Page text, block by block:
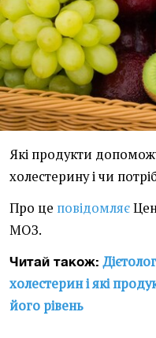
Які продукти
холестерину і чи
Про це повідомляє
МОЗ.
Читай також:
холестерин і які
його рівень